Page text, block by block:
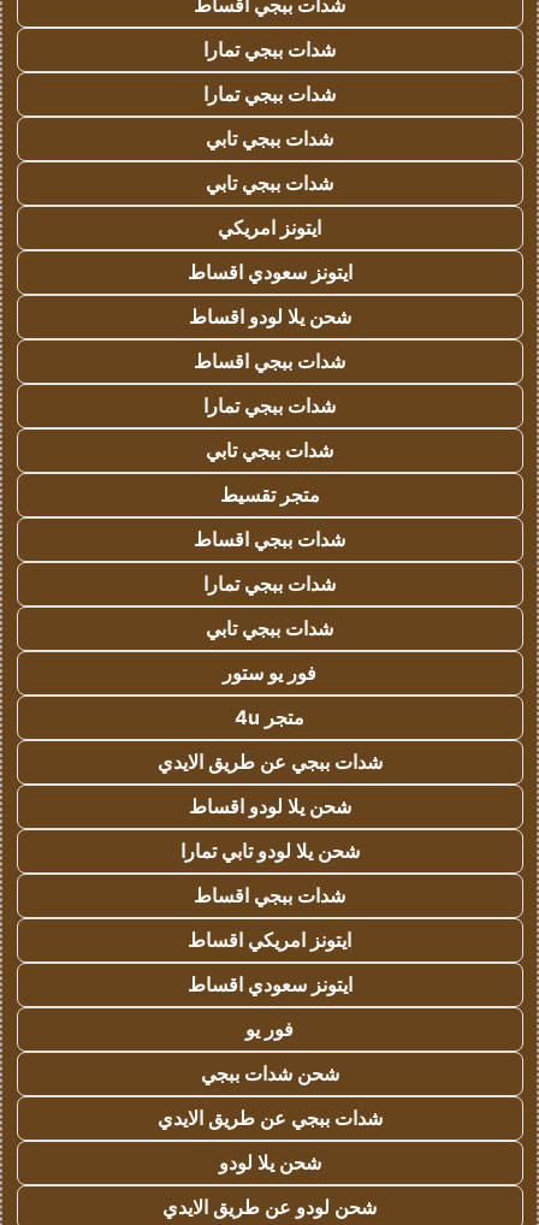
شدات ببجي اقساط
شدات ببجي تمارا
شدات ببجي تمارا
شدات ببجي تابي
شدات ببجي تابي
ايتونز امريكي
ايتونز سعودي اقساط
شحن يلا لودو اقساط
شدات ببجي اقساط
شدات ببجي تمارا
شدات ببجي تابي
متجر تقسيط
شدات ببجي اقساط
شدات ببجي تمارا
شدات ببجي تابي
فور يو ستور
متجر 4u
شدات ببجي عن طريق الايدي
شحن يلا لودو اقساط
شحن يلا لودو تابي تمارا
شدات ببجي اقساط
ايتونز امريكي اقساط
ايتونز سعودي اقساط
فور يو
شحن شدات ببجي
شدات ببجي عن طريق الايدي
شحن يلا لودو
شحن لودو عن طريق الايدي